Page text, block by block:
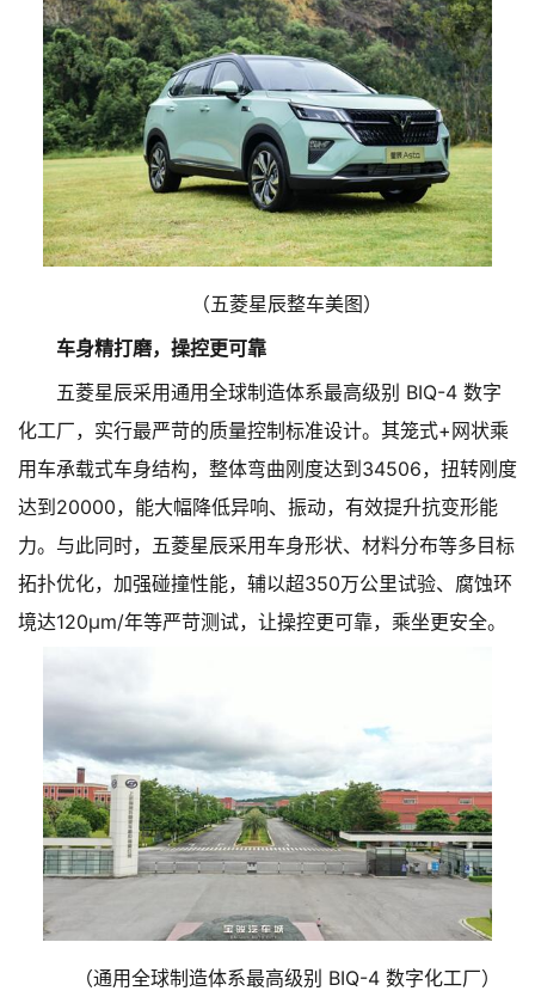
（五菱星辰整车美图）
车身精打磨，操控更可靠
五菱星辰采用通用全球制造体系最高级别 BIQ-4 数字
化工厂，实行最严苛的质量控制标准设计。其笼式+网状乘
用车承载式车身结构，整体弯曲刚度达到34506，扭转刚度
达到20000，能大幅降低异响、振动，有效提升抗变形能
力。与此同时，五菱星辰采用车身形状、材料分布等多目标
拓扑优化，加强碰撞性能，辅以超350万公里试验、腐蚀环
境达120μm/年等严苛测试，让操控更可靠，乘坐更安全。
（通用全球制造体系最高级别 BIQ-4 数字化工厂）